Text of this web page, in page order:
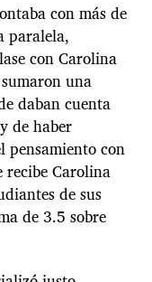
con más de
paralela,
con Carolina
una
daban cuenta
de haber
pensamiento con
Carolina
de sus
de 3.5 sobre